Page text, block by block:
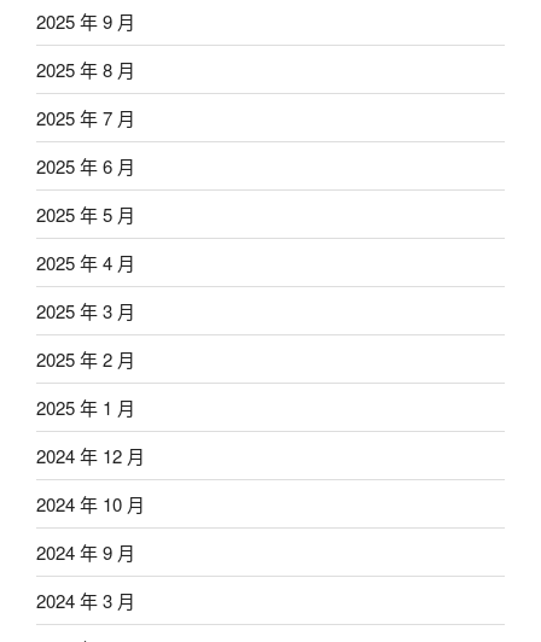
2025 年 9 月
2025 年 8 月
2025 年 7 月
2025 年 6 月
2025 年 5 月
2025 年 4 月
2025 年 3 月
2025 年 2 月
2025 年 1 月
2024 年 12 月
2024 年 10 月
2024 年 9 月
2024 年 3 月